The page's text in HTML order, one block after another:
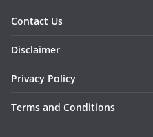
Contact Us
Disclaimer
Privacy Policy
Terms and Conditions